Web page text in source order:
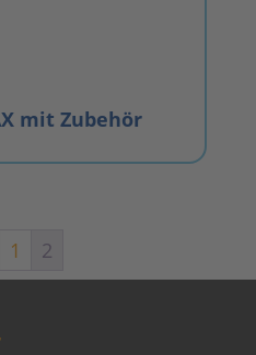
mit Zubehör
1 2